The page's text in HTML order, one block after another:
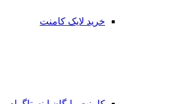
خرید لایک کامنت